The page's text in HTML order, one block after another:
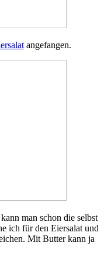
angefangen.
man schon die selbst
ich für den Eiersalat und
Mit Butter kann ja